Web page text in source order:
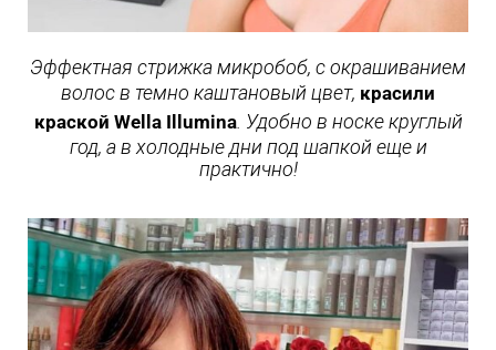
Эффектная стрижка микробоб, с окрашиванием
волос в темно каштановый цвет, красили
краской Wella Illumina. Удобно в носке круглый
год, а в холодные дни под шапкой еще и
практично!